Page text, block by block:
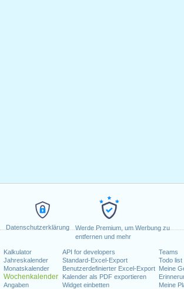
Datenschutzerklärung
Werde Premium, um Werbung zu
entfernen und mehr
Kalkulator
Jahreskalender
Monatskalender
Wochenkalender
Angaben
API for developers
Standard-Excel-Export
Benutzerdefinierter Excel-Export
Kalender als PDF exportieren
Widget einbetten
Teams
Todo list
Meine
Meine